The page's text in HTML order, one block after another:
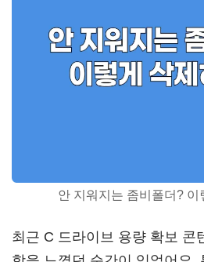
안 지워지는 좀비폴더? 이
최근 C 드라이브 용량 확보 콘